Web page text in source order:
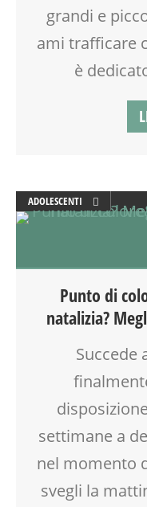
grandi e
ami trafficare
è
ADOLESCENTI
ADULTI
CREATIVITÀ
FAMIGLIA
GENITORI
LABORATORIO
MAMME
MEREND'ARTE
Punto di
natalizia?
Succede
settimane a
nel momento
svegli la